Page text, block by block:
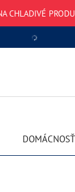
CHLADIVÉ
DOMÁCNOSŤ